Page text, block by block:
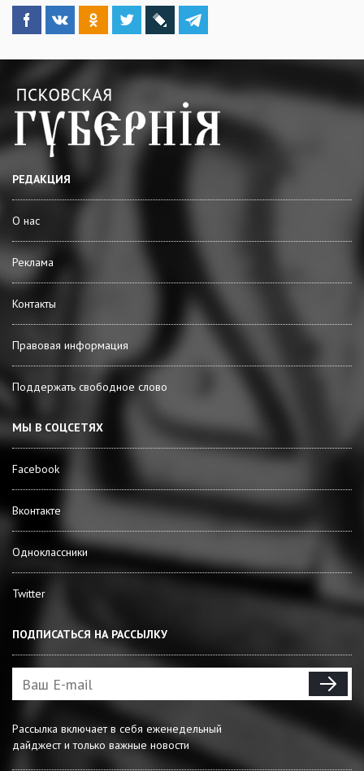
РЕДАКЦИЯ
О нас
Реклама
Контакты
Правовая информация
Поддержать свободное слово
МЫ В СОЦСЕТЯХ
Facebook
Вконтакте
Одноклассники
Twitter
ПОДПИСАТЬСЯ НА РАССЫЛКУ
Рассылка включает в себя еженедельный
дайджест и только важные новости